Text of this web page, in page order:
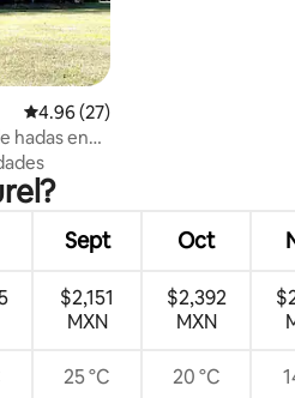
Calificación promedio: 4.96 de 5;
4.96 (27)
hadas en
Sept Oct
$2,151
MXN
$2,392
MXN
25 °C 20 °C